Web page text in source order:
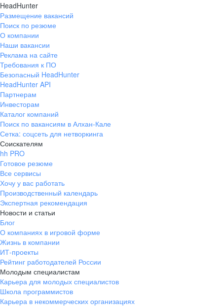
HeadHunter
Размещение вакансий
Поиск по резюме
О компании
Наши вакансии
Реклама на сайте
Требования к ПО
Безопасный HeadHunter
HeadHunter API
Партнерам
Инвесторам
Каталог компаний
Поиск по вакансиям в Алхан-Кале
Сетка: соцсеть для нетворкинга
Соискателям
hh PRO
Готовое резюме
Все сервисы
Хочу у вас работать
Производственный календарь
Экспертная рекомендация
Новости и статьи
Блог
О компаниях в игровой форме
Жизнь в компании
ИТ-проекты
Рейтинг работодателей России
Молодым специалистам
Карьера для молодых специалистов
Школа программистов
Карьера в некоммерческих организациях